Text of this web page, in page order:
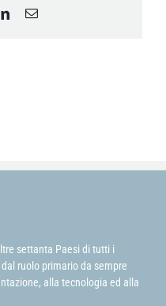
LinkedInEmail
settanta Paesi di tutti i
ruolo primario da sempre
alla tecnologia ed alla